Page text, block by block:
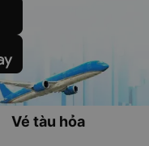
Vé tàu hỏa